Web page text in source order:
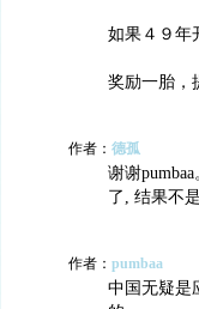
如果４９年
奖励一胎，
作者： 德孤
谢谢
了, 结果不
作者： pumbaa
中国无疑是